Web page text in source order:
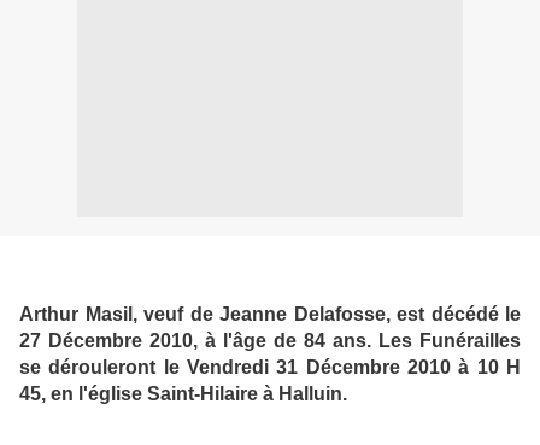
Arthur Masil, veuf de Jeanne Delafosse, est décédé le
27 Décembre 2010, à l'âge de 84 ans. Les Funérailles
se dérouleront le Vendredi 31 Décembre 2010 à 10 H
45, en l'église Saint-Hilaire à Halluin.